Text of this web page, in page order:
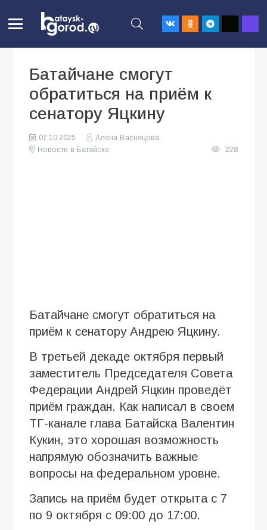
Батайчане смогут
обратиться на приём к
сенатору Яцкину
07.10.2025
Алена Васнецова
Новости в Батайске
228
Батайчане смогут обратиться на
приём к сенатору Андрею Яцкину.
В третьей декаде октября первый
заместитель Председателя Совета
Федерации Андрей Яцкин проведёт
приём граждан. Как написал в своем
ТГ-канале глава Батайска Валентин
Кукин, это хорошая возможность
напрямую обозначить важные
вопросы на федеральном уровне.
Запись на приём будет открыта с 7
по 9 октября с 09:00 до 17:00.